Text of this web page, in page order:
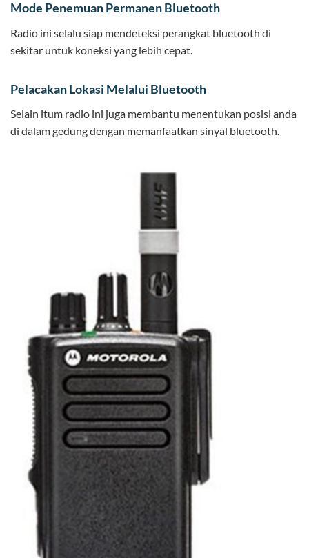
Mode Penemuan Permanen Bluetooth
Radio ini selalu siap mendeteksi perangkat bluetooth di
sekitar untuk koneksi yang lebih cepat.
Pelacakan Lokasi Melalui Bluetooth
Selain itum radio ini juga membantu menentukan posisi anda
di dalam gedung dengan memanfaatkan sinyal bluetooth.